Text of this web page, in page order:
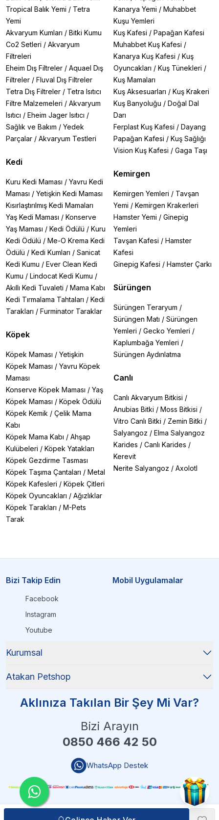
Tropical Balık Yemi / Tetra
Yemi
Akvaryum Kumları / Bitki Kumu
Co2 Setleri / Akvaryum
Filtreleri
Eheim Dış Filtreler / Aquael Dış
Filtreler / Fluval Dış Filtreler
Tetra Dış Filtreler / Tetra Isıtıcı
Filtre Malzemeleri / Akvaryum
Isıtıcı / Eheim Jager Isıtıcı /
Sağlık ve Bakım / Yedek
Parçalar / Akvaryum Testleri
Kedi
Kuru Kedi Maması / Yavru Kedi
Maması / Yetişkin Kedi Maması
Kısırlaştırılmış Kedi Mamaları
Yaş Kedi Maması / Konserve
Yaş Maması / Kedi Ödülü / Kuru
Kedi Ödülü / Me-O Krema Kedi
Ödülü / Kedi Kumları / Sanicat
Kedi Kumu / Ever Clean Kedi
Kumu / Lindocat Kedi Kumu /
Akıllı Kedi Tuvaleti / Mama Kabı
Kedi Tırmalama Tahtaları / Kedi
Tarakları / Furminator Taraklar
Köpek
Köpek Maması / Yetişkin
Köpek Maması / Yavru Köpek
Maması
Konserve Köpek Maması / Yaş
Köpek Maması / Köpek Ödülü
Köpek Kemik / Çelik Mama
Kabı
Köpek Mama Kabı / Ahşap
Kulübeleri / Köpek Yatakları
Köpek Gezdirme Tasması
Köpek Taşıma Çantaları / Metal
Köpek Kafesleri / Köpek Çitleri
Köpek Oyuncakları / Ağızlıklar
Köpek Tarakları / M-Pets
Tarak
Kanarya Yemi / Muhabbet
Kuşu Yemleri
Kuş Kafesi / Papağan Kafesi
Muhabbet Kuş Kafesi /
Kanarya Kuş Kafesi / Kuş
Oyuncakları / Kuş Tünekleri /
Kuş Mamaları
Kuş Aksesuarları / Kuş Krakeri
Kuş Banyoluğu / Doğal Dal
Darı
Ferplast Kuş Kafesi / Dayang
Papağan Kafesi / Kuş Sağlığı
Vision Kuş Kafesi / Gaga Taşı
Kemirgen
Kemirgen Yemleri / Tavşan
Yemi / Kemirgen Krakerleri
Hamster Yemi / Ginepig
Yemleri
Tavşan Kafesi / Hamster
Kafesi
Ginepig Kafesi / Hamster Çarkı
Sürüngen
Sürüngen Teraryum /
Sürüngen Matı / Sürüngen
Yemleri / Gecko Yemleri /
Kaplumbağa Yemleri /
Sürüngen Aydınlatma
Canlı
Canlı Akvaryum Bitkisi /
Anubias Bitki / Moss Bitkisi /
Vitro Canlı Bitki / Zemin Bitki /
Salyangoz / Elma Salyangoz
Karides / Canlı Karides /
Kerevit
Nerite Salyangoz / Axolotl
Bizi Takip Edin
Facebook
Instagram
Youtube
Mobil Uygulamalar
Kurumsal
Atakan Petshop
Aklınıza Takılan Bir Şey Mi Var?
Bizi Arayın
0850 466 42 50
WhatsApp Destek